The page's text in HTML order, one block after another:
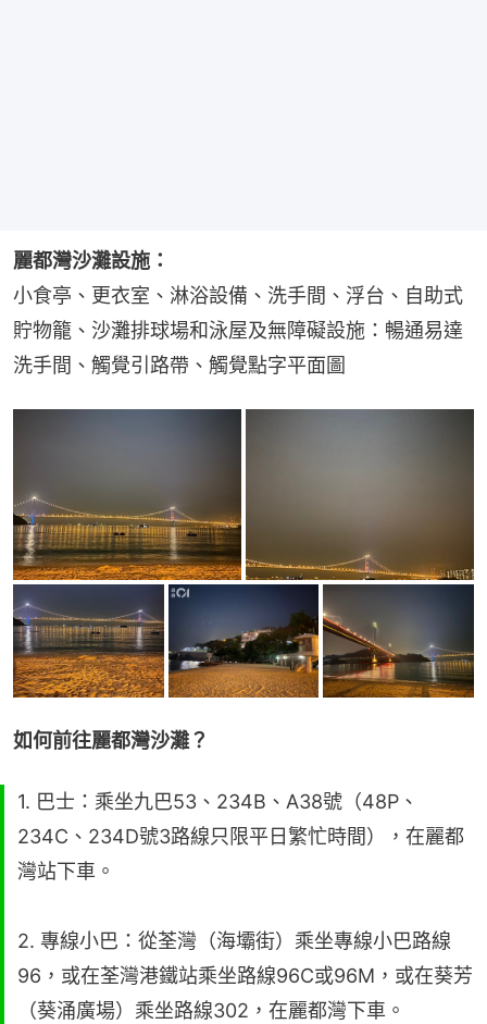
麗都灣沙灘設施：
小食亭、更衣室、淋浴設備、洗手間、浮台、自助式
貯物籠、沙灘排球場和泳屋及無障礙設施：暢通易達
洗手間、觸覺引路帶、觸覺點字平面圖
如何前往麗都灣沙灘？
1. 巴士：乘坐九巴53、234B、A38號（48P、
234C、234D號3路線只限平日繁忙時間），在麗都
灣站下車。
2. 專線小巴：從荃灣（海壩街）乘坐專線小巴路線
96，或在荃灣港鐵站乘坐路線96C或96M，或在葵芳
（葵涌廣場）乘坐路線302，在麗都灣下車。